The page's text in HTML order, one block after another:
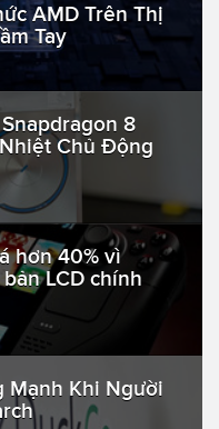
AMD Trên Thị
Tay
Snapdragon 8
Chủ Động
hơn 40% vì
LCD chính
Mạnh Khi Người